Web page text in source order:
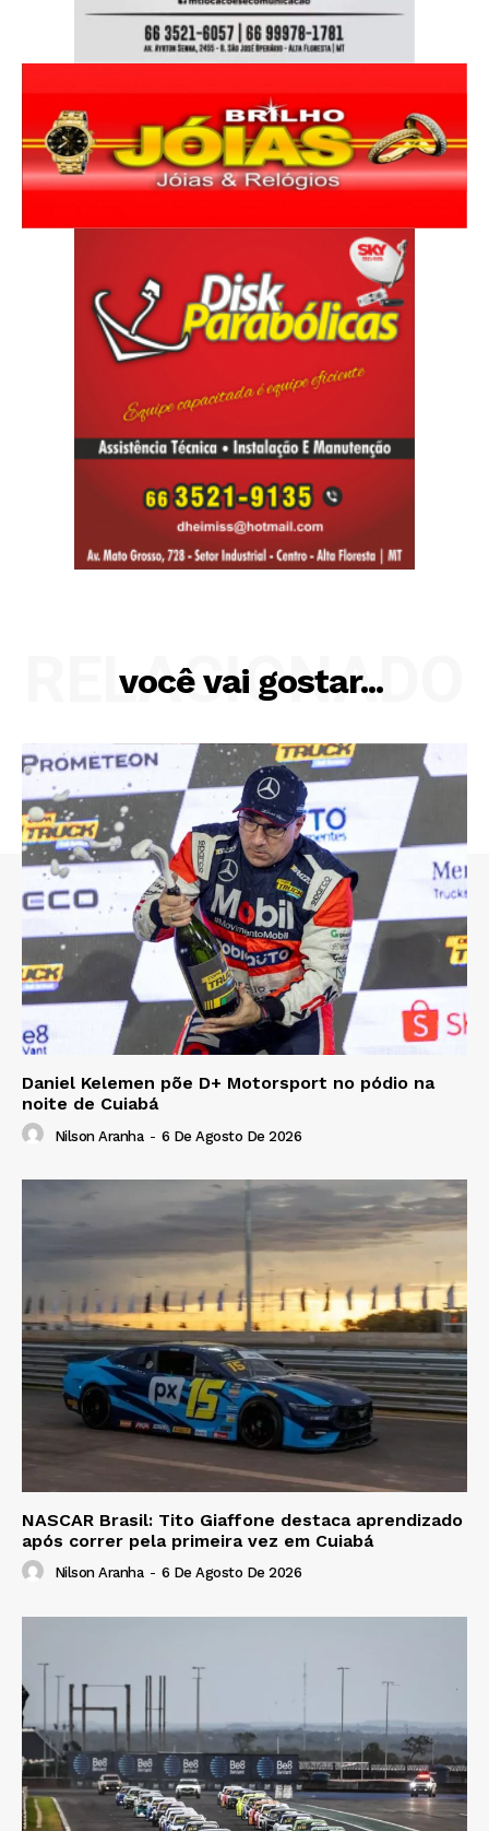
você vai gostar...
RELACIONADO
Daniel Kelemen põe D+ Motorsport no pódio na
noite de Cuiabá
Nilson Aranha - 6 De Agosto De 2026
NASCAR Brasil: Tito Giaffone destaca aprendizado
após correr pela primeira vez em Cuiabá
Nilson Aranha - 6 De Agosto De 2026